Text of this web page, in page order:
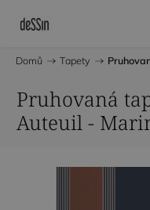
Domů / Tapety /
Pruhovaná
Auteuil -